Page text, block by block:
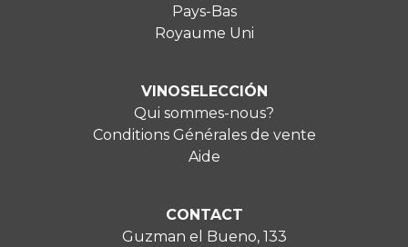
Pays-Bas
Royaume Uni
VINOSELECCIÓN
Qui sommes-nous?
Conditions Générales de vente
Aide
CONTACT
Guzman el Bueno, 133